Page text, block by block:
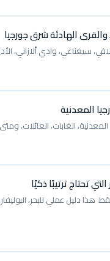
الهادئة شرق جورجيا
سيغناغي، وادي ألازاني،
المعدنية
الغابات،
تحتاج ترتيبًا ذكيًا
دليل عملي للبحر،